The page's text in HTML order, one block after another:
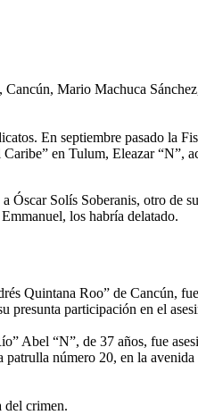
Mario Machuca
En septiembre pasado la
en Tulum, Eleazar “N”,
Óscar Solís Soberanis, otro de
los habría delatado.
Quintana Roo” de Cancún,
presunta participación en el
Abel “N”, de 37 años, fue
número 20, en la
del crimen.